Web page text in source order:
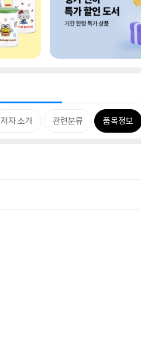
저자 소개 관련분류 품목정보